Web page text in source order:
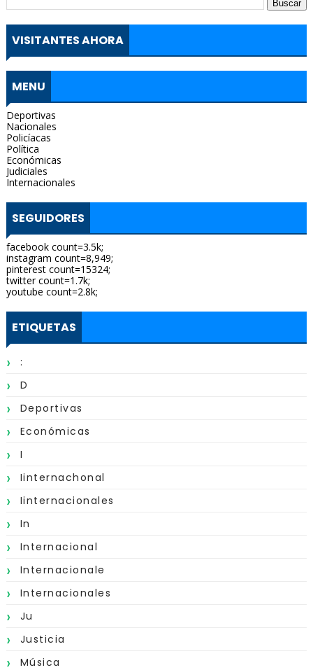
VISITANTES AHORA
MENU
Deportivas
Nacionales
Policíacas
Política
Económicas
Judiciales
Internacionales
SEGUIDORES
facebook count=3.5k;
instagram count=8,949;
pinterest count=15324;
twitter count=1.7k;
youtube count=2.8k;
ETIQUETAS
:
D
Deportivas
Económicas
I
Iinternachonal
Iinternacionales
In
Internacional
Internacionale
Internacionales
Ju
Justicia
Música